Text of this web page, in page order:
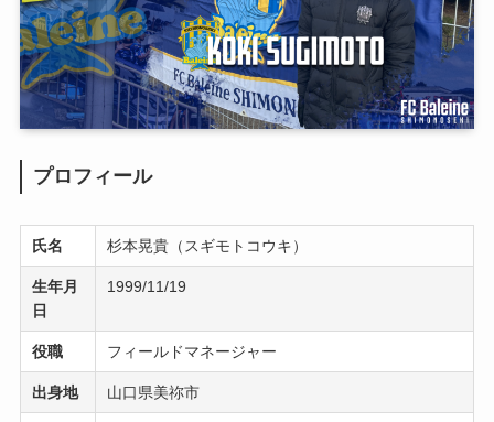
プロフィール
氏名 杉本晃貴（スギモトコウキ）
生年月
日
1999/11/19
役職 フィールドマネージャー
出身地 山口県美祢市